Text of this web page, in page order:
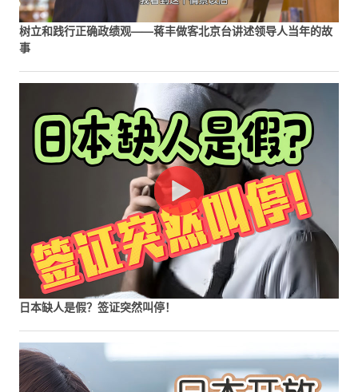
树立和践行正确政绩观——蒋丰做客北京台讲述领导人当年的故
事
日本缺人是假？签证突然叫停！